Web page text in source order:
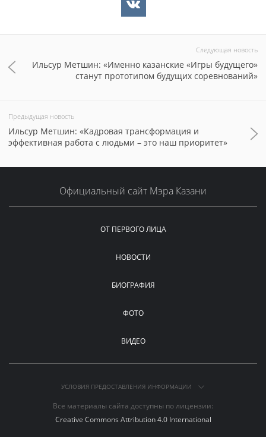
Следующая новость
Ильсур Метшин: «Именно казанские «Игры будущего»
станут прототипом будущих соревнований»
Предыдущая новость
Ильсур Метшин: «Кадровая трансформация и
эффективная работа с людьми – это наш приоритет»
Официальный сайт Мэра Казани
ОТ ПЕРВОГО ЛИЦА
НОВОСТИ
БИОГРАФИЯ
ФОТО
ВИДЕО
УСЛОВИЯ ПРЕДОСТАВЛЕНИЯ ИНФОРМАЦИИ
Все материалы сайта доступны по лицензии:
Creative Commons Attribution 4.0 International